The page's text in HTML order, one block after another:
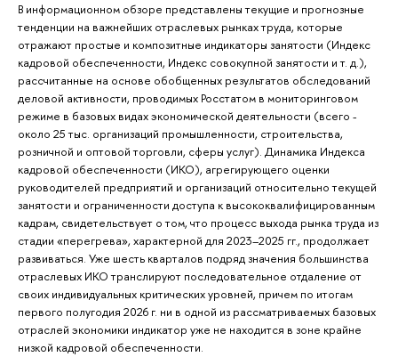
В информационном обзоре представлены текущие и прогнозные
тенденции на важнейших отраслевых рынках труда, которые
отражают простые и композитные индикаторы занятости (Индекс
кадровой обеспеченности, Индекс совокупной занятости и т. д.),
рассчитанные на основе обобщенных результатов обследований
деловой активности, проводимых Росстатом в мониторинговом
режиме в базовых видах экономической деятельности (всего -
около 25 тыс. организаций промышленности, строительства,
розничной и оптовой торговли, сферы услуг). Динамика Индекса
кадровой обеспеченности (ИКО), агрегирующего оценки
руководителей предприятий и организаций относительно текущей
занятости и ограниченности доступа к высококвалифицированным
кадрам, свидетельствует о том, что процесс выхода рынка труда из
стадии «перегрева», характерной для 2023–2025 гг., продолжает
развиваться. Уже шесть кварталов подряд значения большинства
отраслевых ИКО транслируют последовательное отдаление от
своих индивидуальных критических уровней, причем по итогам
первого полугодия 2026 г. ни в одной из рассматриваемых базовых
отраслей экономики индикатор уже не находится в зоне крайне
низкой кадровой обеспеченности.